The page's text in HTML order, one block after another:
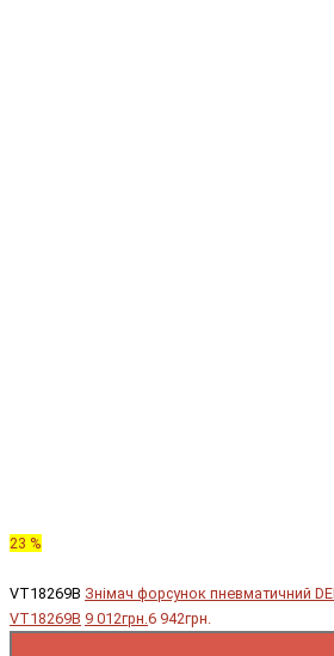
23 %
VT18269B Знімач форсунок пневматичний
VT18269B 9 012грн.6 942грн.